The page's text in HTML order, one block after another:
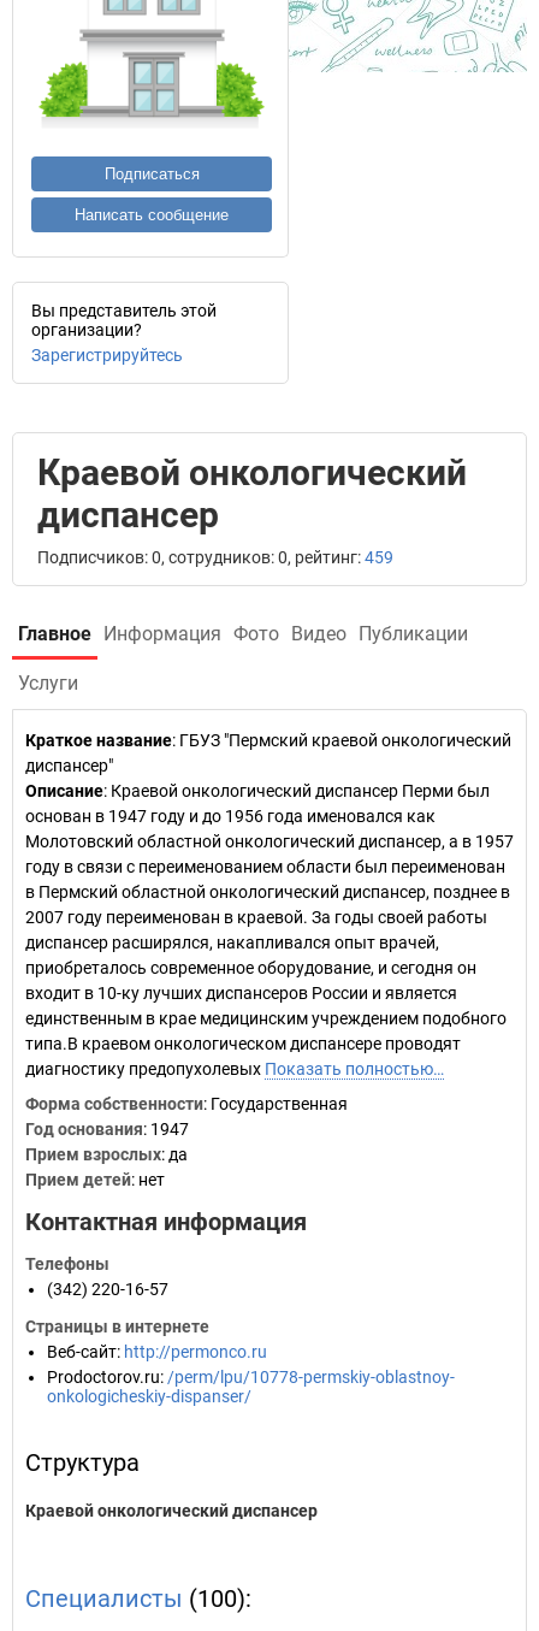
Подписаться
Написать сообщение
Вы представитель этой
организации?
Зарегистрируйтесь
Краевой онкологический
диспансер
Подписчиков: 0, сотрудников: 0, рейтинг:459
Главное Информация Фото Видео Публикации
Услуги
Краткое название: ГБУЗ "Пермский краевой онкологический
диспансер"
Описание: Краевой онкологический диспансер Перми был
основан в 1947 году и до 1956 года именовался как
Молотовский областной онкологический диспансер, а в 1957
году в связи с переименованием области был переименован
в Пермский областной онкологический диспансер, позднее в
2007 году переименован в краевой. За годы своей работы
диспансер расширялся, накапливался опыт врачей,
приобреталось современное оборудование, и сегодня он
входит в 10-ку лучших диспансеров России и является
единственным в крае медицинским учреждением подобного
типа.В краевом онкологическом диспансере проводят
диагностику предопухолевых Показать полностью…
Форма собственности: Государственная
Год основания: 1947
Прием взрослых: да
Прием детей: нет
Контактная информация
Телефоны
(342) 220-16-57
Страницы в интернете
Веб-сайт: http://permonco.ru
Prodoctorov.ru: /perm/lpu/10778-permskiy-oblastnoy-
onkologicheskiy-dispanser/
Структура
Краевой онкологический диспансер
Специалисты (100):